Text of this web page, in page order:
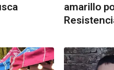
amarillo